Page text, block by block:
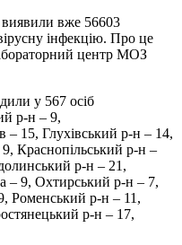
вже 56603
інфекцію. Про це
центр МОЗ
у 567 осіб
р-н – 9,
– 15, Глухівський р-н – 14,
Краснопільський р-н –
р-н – 21,
– 9, Охтирський р-н – 7,
Роменський р-н – 11,
р-н – 17,